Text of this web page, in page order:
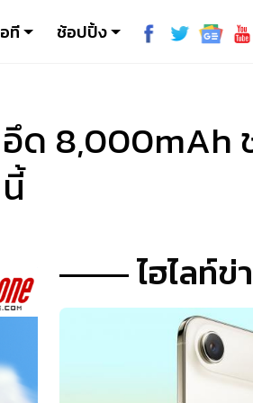
ที ช้อปปิ้ง
ด 8,000mAh
ไฮไลท์ข่